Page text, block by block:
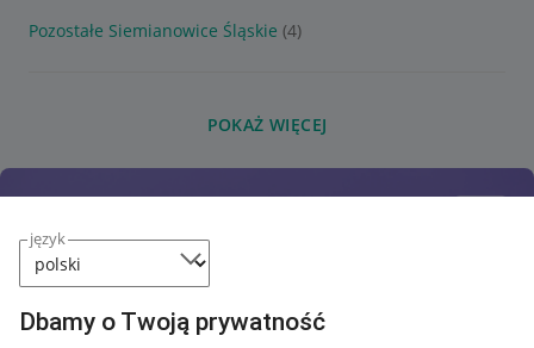
język
Dbamy o Twoją prywatność
Pozostałe Siemianowice Śląskie (4)
POKAŻ WIĘCEJ